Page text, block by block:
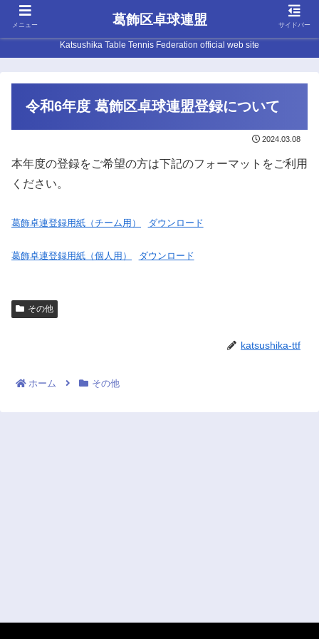
Katsushika Table Tennis Federation official web site
令和6年度 葛飾区卓球連盟登録について
2024.03.08
本年度の登録をご希望の方は下記のフォーマットをご利用
ください。
葛飾卓連登録用紙（チーム用） ダウンロード
葛飾卓連登録用紙（個人用） ダウンロード
その他
katsushika-ttf
ホーム その他
メニュー 葛飾区卓球連盟 サイドバー